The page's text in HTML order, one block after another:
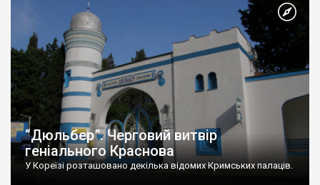
“Дюльбер”. Черговий витвір
геніального Краснова
У Кореїзі розташовано декілька відомих Кримських палаців.